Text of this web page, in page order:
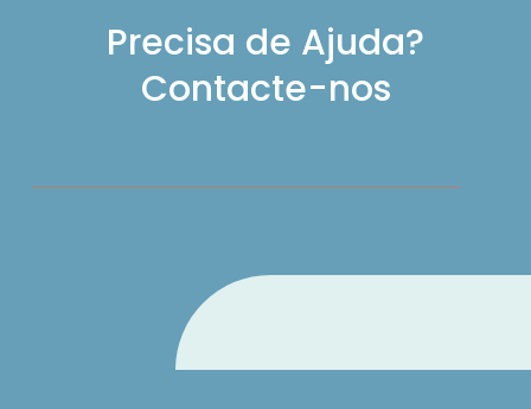
Precisa de Ajuda?
Contacte-nos